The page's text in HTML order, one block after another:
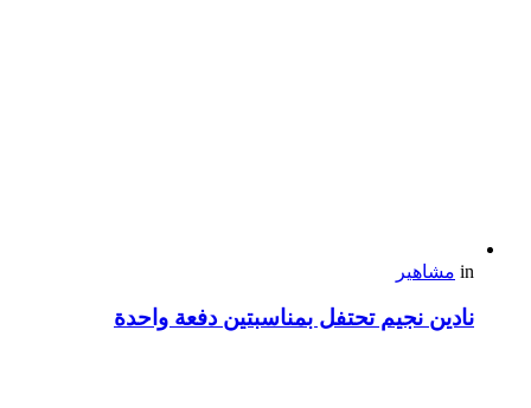
in مشاهير
نادين نجيم تحتفل بمناسبتين دفعة واحدة